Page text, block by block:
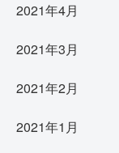
2021年4月
2021年3月
2021年2月
2021年1月